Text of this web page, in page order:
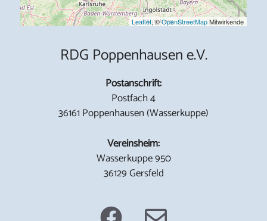
Leaflet, ©OpenStreetMapMitwirkende
RDG Poppenhausen e.V.
Postanschrift:
Postfach 4
36161 Poppenhausen (Wasserkuppe)
Vereinsheim:
Wasserkuppe 950
36129 Gersfeld